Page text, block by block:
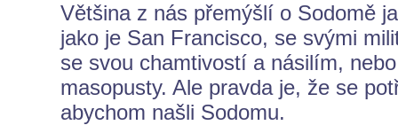
Většina z nás přemýšlí o Sodomě
jako je San Francisco, se svými
se svou chamtivostí a násilím,
masopusty. Ale pravda je, že se
abychom našli Sodomu.